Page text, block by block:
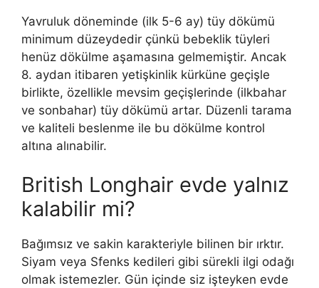
Yavruluk döneminde (ilk 5-6 ay) tüy dökümü
minimum düzeydedir çünkü bebeklik tüyleri
henüz dökülme aşamasına gelmemiştir. Ancak
8. aydan itibaren yetişkinlik kürküne geçişle
birlikte, özellikle mevsim geçişlerinde (ilkbahar
ve sonbahar) tüy dökümü artar. Düzenli tarama
ve kaliteli beslenme ile bu dökülme kontrol
altına alınabilir.
British Longhair evde yalnız
kalabilir mi?
Bağımsız ve sakin karakteriyle bilinen bir ırktır.
Siyam veya Sfenks kedileri gibi sürekli ilgi odağı
olmak istemezler. Gün içinde siz işteyken evde